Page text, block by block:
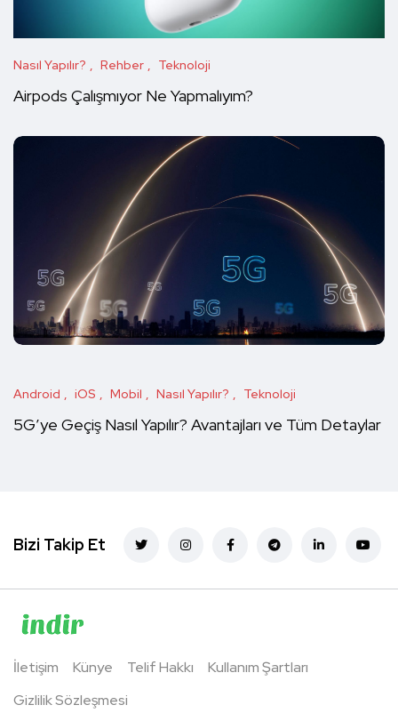
Nasıl Yapılır? Rehber Teknoloji
Airpods Çalışmıyor Ne Yapmalıyım?
Android iOS Mobil Nasıl Yapılır? Teknoloji
5G’ye Geçiş Nasıl Yapılır? Avantajları ve Tüm Detaylar
Bizi Takip Et
İletişim Künye Telif Hakkı
Kullanım Şartları
Gizlilik Sözleşmesi